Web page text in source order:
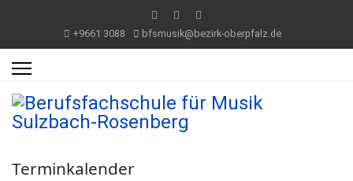
+9661 3088 bfsmusik@bezirk-oberpfalz.de
Terminkalender